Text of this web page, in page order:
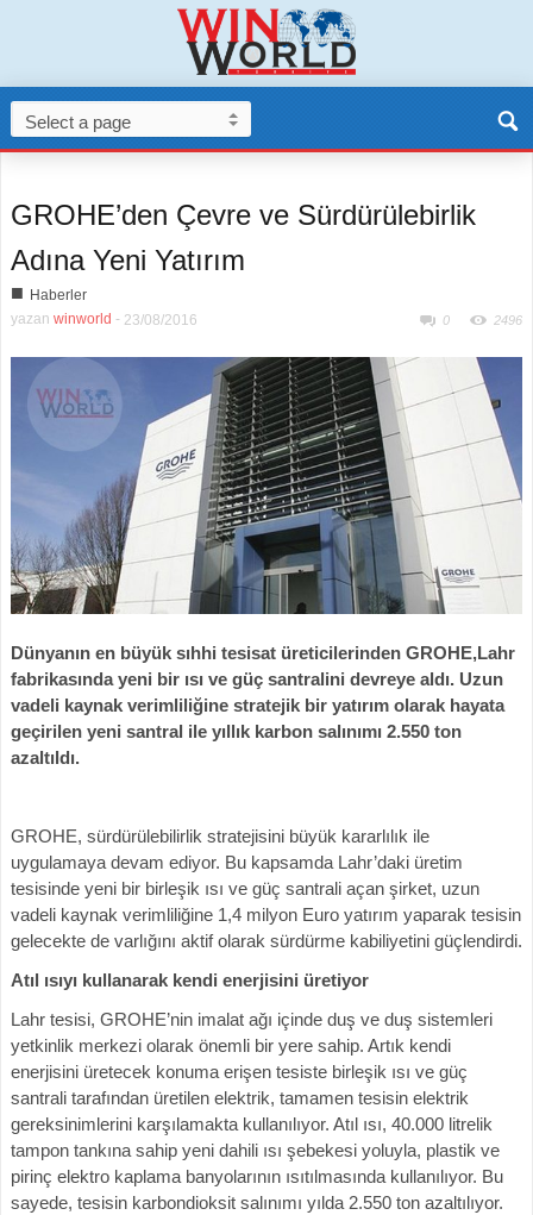
GROHE’den Çevre ve Sürdürülebirlik
Adına Yeni Yatırım
■ Haberler
yazan winworld - 23/08/2016 0 2496
Dünyanın en büyük sıhhi tesisat üreticilerinden GROHE,Lahr
fabrikasında yeni bir ısı ve güç santralini devreye aldı. Uzun
vadeli kaynak verimliliğine stratejik bir yatırım olarak hayata
geçirilen yeni santral ile yıllık karbon salınımı 2.550 ton
azaltıldı.
GROHE, sürdürülebilirlik stratejisini büyük kararlılık ile
uygulamaya devam ediyor. Bu kapsamda Lahr’daki üretim
tesisinde yeni bir birleşik ısı ve güç santrali açan şirket, uzun
vadeli kaynak verimliliğine 1,4 milyon Euro yatırım yaparak tesisin
gelecekte de varlığını aktif olarak sürdürme kabiliyetini güçlendirdi.
Atıl ısıyı kullanarak kendi enerjisini üretiyor
Lahr tesisi, GROHE’nin imalat ağı içinde duş ve duş sistemleri
yetkinlik merkezi olarak önemli bir yere sahip. Artık kendi
enerjisini üretecek konuma erişen tesiste birleşik ısı ve güç
santrali tarafından üretilen elektrik, tamamen tesisin elektrik
gereksinimlerini karşılamakta kullanılıyor. Atıl ısı, 40.000 litrelik
tampon tankına sahip yeni dahili ısı şebekesi yoluyla, plastik ve
pirinç elektro kaplama banyolarının ısıtılmasında kullanılıyor. Bu
sayede, tesisin karbondioksit salınımı yılda 2.550 ton azaltılıyor.